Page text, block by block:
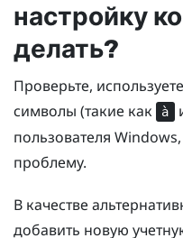
настройку
делать?
Проверьте,
символы (такие как
à
пользователя Windows
проблему.
В качестве
добавить новую